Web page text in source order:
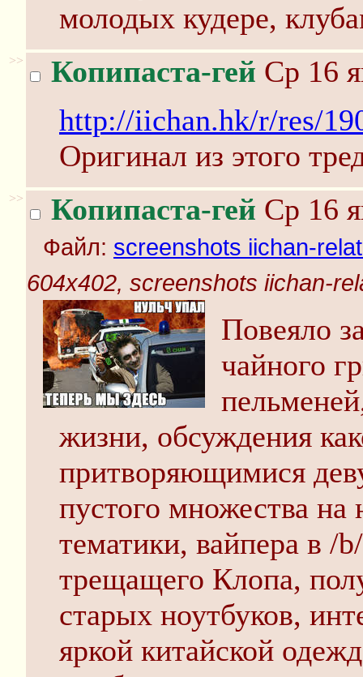
молодых кудере,
>> Копипаста-гей Ср 16
http://iichan.hk/r/res/
Оригинал из этого
>> Копипаста-гей Ср 16
Файл: screenshots iichan-
604x402, screenshots iichan-
Повеяло
чайного
жизни, обсуждения
притворяющимися
пустого множества на
тематики, вайпера в /
трещащего Клопа,
старых ноутбуков,
яркой китайской